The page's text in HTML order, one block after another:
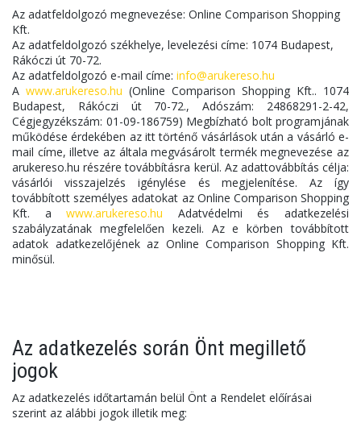
Az adatfeldolgozó megnevezése: Online Comparison Shopping
Kft.
Az adatfeldolgozó székhelye, levelezési címe: 1074 Budapest,
Rákóczi út 70-72.
Az adatfeldolgozó e-mail címe: info@arukereso.hu
A www.arukereso.hu (Online Comparison Shopping Kft.. 1074
Budapest, Rákóczi út 70-72., Adószám: 24868291-2-42,
Cégjegyzékszám: 01-09-186759) Megbízható bolt programjának
működése érdekében az itt történő vásárlások után a vásárló e-
mail címe, illetve az általa megvásárolt termék megnevezése az
arukereso.hu részére továbbításra kerül. Az adattovábbítás célja:
vásárlói visszajelzés igénylése és megjelenítése. Az így
továbbított személyes adatokat az Online Comparison Shopping
Kft. awww.arukereso.hu Adatvédelmi és adatkezelési
szabályzatának megfelelően kezeli. Az e körben továbbított
adatok adatkezelőjének az Online Comparison Shopping Kft.
minősül.
Az adatkezelés során Önt megillető
jogok
Az adatkezelés időtartamán belül Önt a Rendelet előírásai
szerint az alábbi jogok illetik meg: